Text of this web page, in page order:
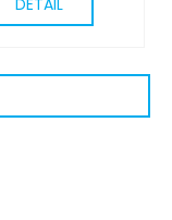
DETAIL